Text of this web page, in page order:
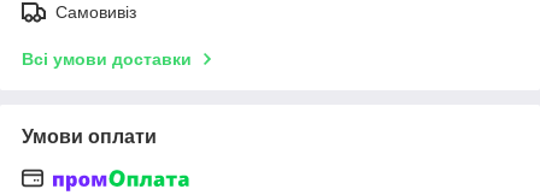
Самовивіз
Всі умови доставки
Умови оплати